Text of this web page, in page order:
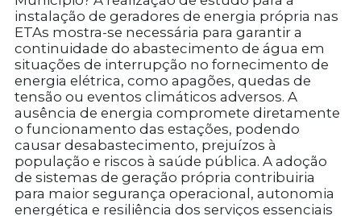
instalação de geradores de energia própria nas
ETAs mostra-se necessária para garantir a
continuidade do abastecimento de água em
situações de interrupção no fornecimento de
energia elétrica, como apagões, quedas de
tensão ou eventos climáticos adversos. A
ausência de energia compromete diretamente
o funcionamento das estações, podendo
causar desabastecimento, prejuízos à
população e riscos à saúde pública. A adoção
de sistemas de geração própria contribuiria
para maior segurança operacional, autonomia
energética e resiliência dos serviços essenciais